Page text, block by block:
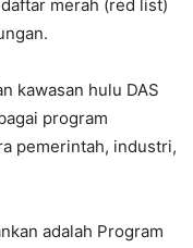
merah (red list)
kawasan hulu DAS
program
pemerintah, industri,
adalah Program